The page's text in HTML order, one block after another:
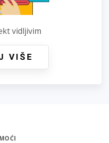
vidljivim
VIŠE